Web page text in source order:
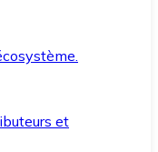
et